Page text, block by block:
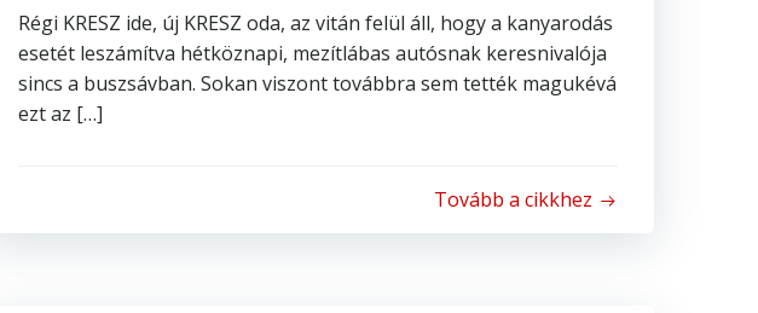
Régi KRESZ ide, új KRESZ oda, az vitán felül áll, hogy a kanyarodás
esetét leszámítva hétköznapi, mezítlábas autósnak keresnivalója
sincs a buszsávban. Sokan viszont továbbra sem tették magukévá
ezt az […]
Tovább a cikkhez